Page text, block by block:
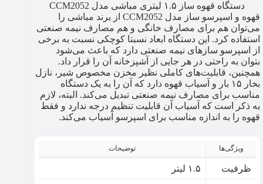
دستگاه قهوه ساز ۱.۵ لیتری مباشی مدل CCM2052
قهوه و اسپرسو ساز مدل CCM2052 از برند مباشی را
می‌توان هم برای مصارف خانگی و هم مصارف نیمه صنعتی
استفاده کرد. این دستگاه ابعاد نسبتا کوچکی نسبت به برخی
از اسپرسو سازهای نیمه صنعتی دارد که باعث می‌شود
بتوان به راحتی در هر جایی از آشپزخانه آن را قرار داد.
همچنین، قابلیت‌های کاملی نظیر مخزن مخصوص شیر، نازل
بخار ۱۵ بار و آسیاب قهوه دارد که آن را به یک دستگاه
مناسب برای مصارف نیمه صنعتی تبدیل می‌کند. البته، لازم
به ذکر است که آسیاب آن قابلیت تنظیم درجه ندارد و فقط
قهوه را به اندازه مناسب برای اسپرسو آسیاب می‌کند.
ویژگی‌ها توضیحات
ظرفیت ۱.۵ لیتر